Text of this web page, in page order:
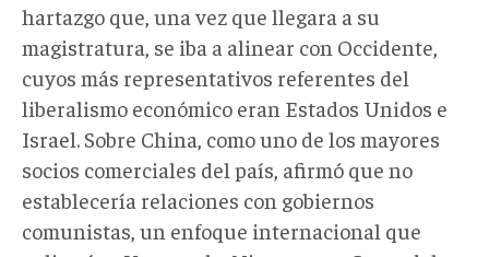
hartazgo que, una vez que llegara a su
magistratura, se iba a alinear con Occidente,
cuyos más representativos referentes del
liberalismo económico eran Estados Unidos e
Israel. Sobre China, como uno de los mayores
socios comerciales del país, afirmó que no
establecería relaciones con gobiernos
comunistas, un enfoque internacional que